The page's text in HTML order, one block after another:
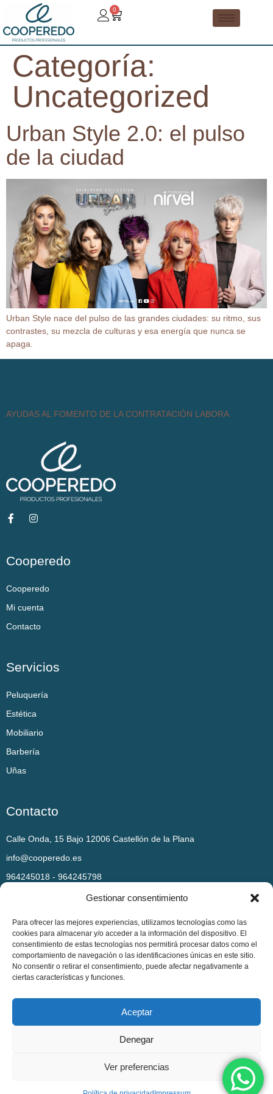
Gestionar consentimiento
Para ofrecer las mejores experiencias, utilizamos tecnologías como las
cookies para almacenar y/o acceder a la información del dispositivo. El
consentimiento de estas tecnologías nos permitirá procesar datos como el
comportamiento de navegación o las identificaciones únicas en este sitio.
No consentir o retirar el consentimiento, puede afectar negativamente a
ciertas características y funciones.
Aceptar
Denegar
Ver preferencias
0
Categoría:
Uncategorized
Urban Style 2.0: el pulso
de la ciudad
Urban Style nace del pulso de las grandes ciudades: su ritmo, sus
contrastes, su mezcla de culturas y esa energía que nunca se
apaga.
AYUDAS AL FOMENTO DE LA CONTRATACIÓN LABORA
Cooperedo
Cooperedo
Mi cuenta
Contacto
Servicios
Peluquería
Estética
Mobiliario
Barbería
Uñas
Contacto
Calle Onda, 15 Bajo 12006 Castellón de la Plana
info@cooperedo.es
964245018 - 964245798
AYUDAS AL FOMENTO DE LA CONTRATACIÓN LABORAL
Política de cookies
Condiciones generales de venta
Copyright © 2025. Todos los derechos reservados.